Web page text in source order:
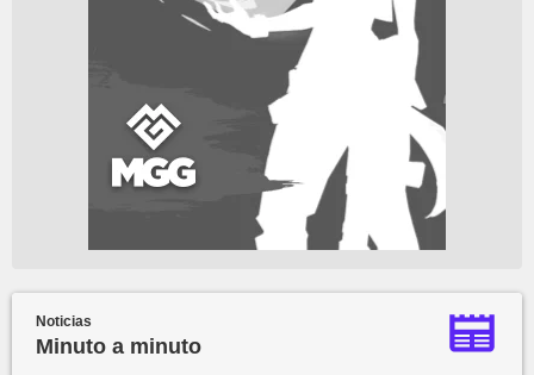
Noticias
Minuto a minuto